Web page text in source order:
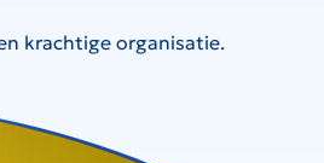
krachtige organisatie.